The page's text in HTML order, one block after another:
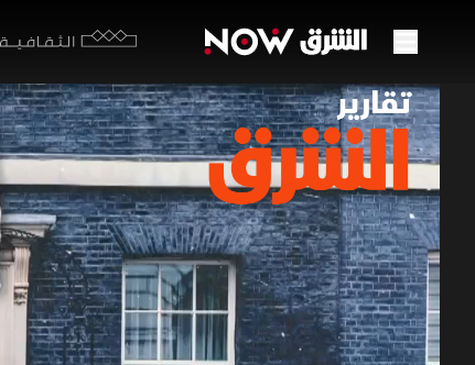
الثقافية
08 مايو 2026
صاغت
برامج